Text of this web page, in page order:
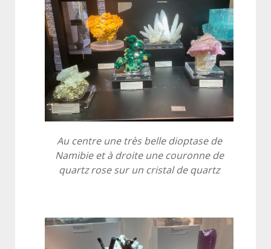
Au centre une très belle dioptase de
Namibie et à droite une couronne de
quartz rose sur un cristal de quartz